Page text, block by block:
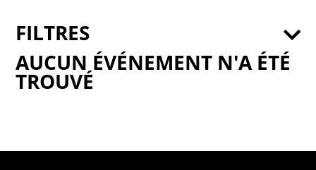
AUCUN ÉVÉNEMENT N'A ÉTÉ
TROUVÉ
FILTRES